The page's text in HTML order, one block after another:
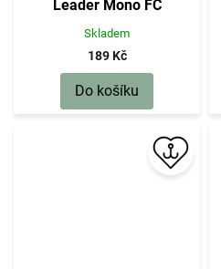
Leader Mono FC
50m|0,90mm, 48kg
Skladem
189 Kč
Do košíku